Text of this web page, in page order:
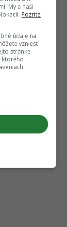
si zoznam
základe
pomocou
nájdite odkaz,
v nastaveniach